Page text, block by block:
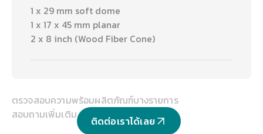
1 x 29 mm soft dome
1 x 17 x 45 mm planar
2 x 8 inch (Wood Fiber Cone)
ตรวจสอบความพร้อมผลิตภัณฑ์บางรายการ
สอบถามเพิ่มเติม
ติดต่อเราได้เลย